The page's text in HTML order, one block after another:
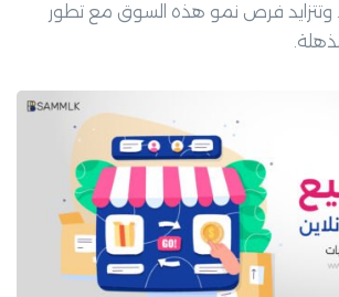
وتتزايد فرص نمو هذه السوق مع تطور